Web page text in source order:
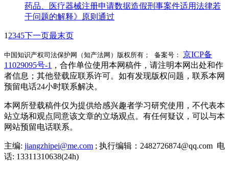
药品、医疗器械注册申请数据造假刑事案件适用法律若
干问题的解释》原则通过
1 2345下一页最末页
中国知识产权司法保护网（知产法网）版权所有； 备案号： 京ICP备
11029095号-1 ，合作单位使用本网稿件，请注明本网出处和作
者信息；其他登载应联系许可。如有发现版权问题，联系本网
预留电话24小时联系解决。
本网所登载稿件仅为提供给感兴趣者学习研究使用，不代表本
站立场和观点同意该文章的立场观点。有任何疑议，可以与本
网站预留电话联系。
主编: jiangzhipei@me.com ; 执行编辑：2482726874@qq.com 电
话: 13311310638(24h)